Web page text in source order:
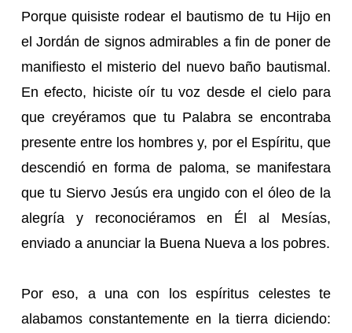
Porque quisiste rodear el bautismo de tu Hijo en
el Jordán de signos admirables a fin de poner de
manifiesto el misterio del nuevo baño bautismal.
En efecto, hiciste oír tu voz desde el cielo para
que creyéramos que tu Palabra se encontraba
presente entre los hombres y, por el Espíritu, que
descendió en forma de paloma, se manifestara
que tu Siervo Jesús era ungido con el óleo de la
alegría y reconociéramos en Él al Mesías,
enviado a anunciar la Buena Nueva a los pobres.
Por eso, a una con los espíritus celestes te
alabamos constantemente en la tierra diciendo: